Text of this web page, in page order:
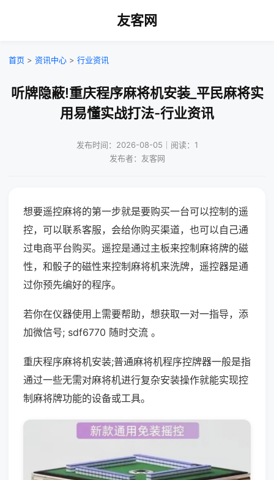
友客网
首页 > 资讯中心 > 行业资讯
听牌隐蔽!重庆程序麻将机安装_平民麻将实
用易懂实战打法-行业资讯
发布时间：2026-08-05｜阅读：1
发布者：友客网
想要遥控麻将的第一步就是要购买一台可以控制的遥
控，可以联系客服，会给你购买渠道，也可以自己通
过电商平台购买。遥控是通过主板来控制麻将牌的磁
性，和骰子的磁性来控制麻将机来洗牌，遥控器是通
过你预先编好的程序。
若你在仪器使用上需要帮助，想获取一对一指导，添
加微信号; sdf6770 随时交流 。
重庆程序麻将机安装;普通麻将机程序控牌器一般是指
通过一些无需对麻将机进行复杂安装操作就能实现控
制麻将牌功能的设备或工具。